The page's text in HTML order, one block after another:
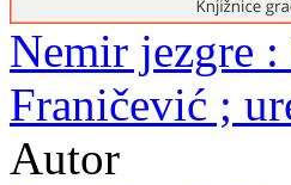
Nemir jezgre
Franičević ;
Autor